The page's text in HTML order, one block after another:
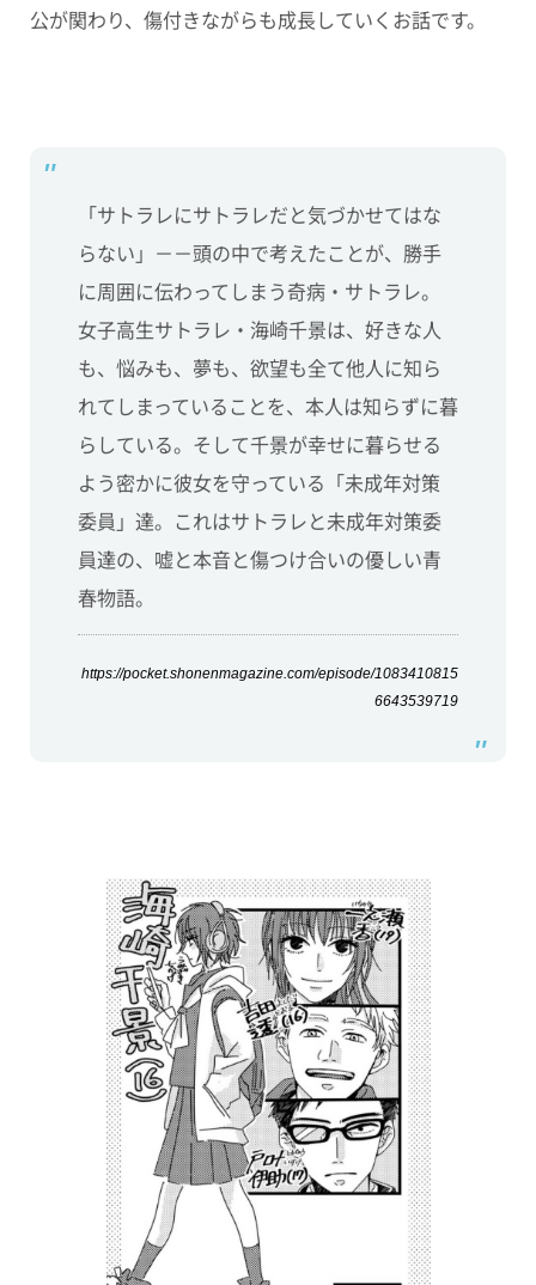
公が関わり、傷付きながらも成長していくお話です。
「サトラレにサトラレだと気づかせてはな
らない」－－頭の中で考えたことが、勝手
に周囲に伝わってしまう奇病・サトラレ。
女子高生サトラレ・海崎千景は、好きな人
も、悩みも、夢も、欲望も全て他人に知ら
れてしまっていることを、本人は知らずに暮
らしている。そして千景が幸せに暮らせる
よう密かに彼女を守っている「未成年対策
委員」達。これはサトラレと未成年対策委
員達の、嘘と本音と傷つけ合いの優しい青
春物語。
https://pocket.shonenmagazine.com/episode/1083410815
6643539719